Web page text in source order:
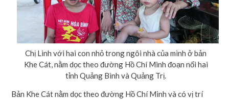
Chị Linh với hai con nhỏ trong ngôi nhà của mình ở bản
Khe Cát, nằm dọc theo đường Hồ Chí Minh đoạn nối hai
tỉnh Quảng Bình và Quảng Trị.
Bản Khe Cát nằm dọc theo đường Hồ Chí Minh và có vị trí